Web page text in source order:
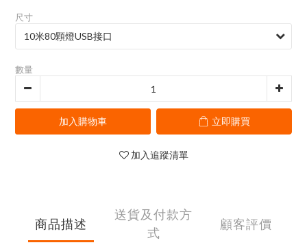
尺寸
數量
加入購物車 立即購買
加入追蹤清單
商品描述
送貨及付款方
式
顧客評價